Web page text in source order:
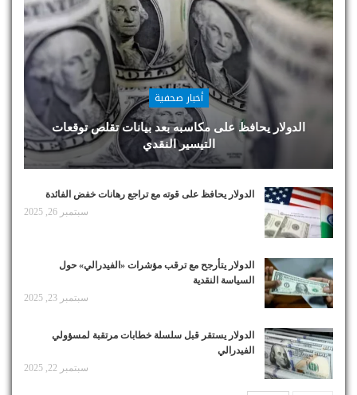
أخبار صحفية
الدولار يحافظ على مكاسبه بعد بيانات تقلص توقعات
التيسير النقدي
الدولار يحافظ على قوته مع تراجع رهانات خفض الفائدة
سبتمبر 26, 2025
الدولار يتأرجح مع ترقب مؤشرات «الفيدرالي» حول
السياسة النقدية
سبتمبر 23, 2025
الدولار يستقر قبل سلسلة خطابات مرتقبة لمسؤولي
الفيدرالي
سبتمبر 22, 2025